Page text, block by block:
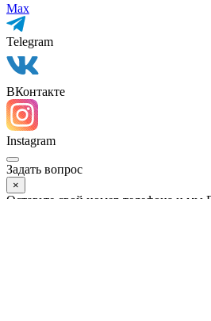
Max
Telegram
ВКонтакте
Instagram
Задать вопрос
×
Оставьте свой номер телефона и мы